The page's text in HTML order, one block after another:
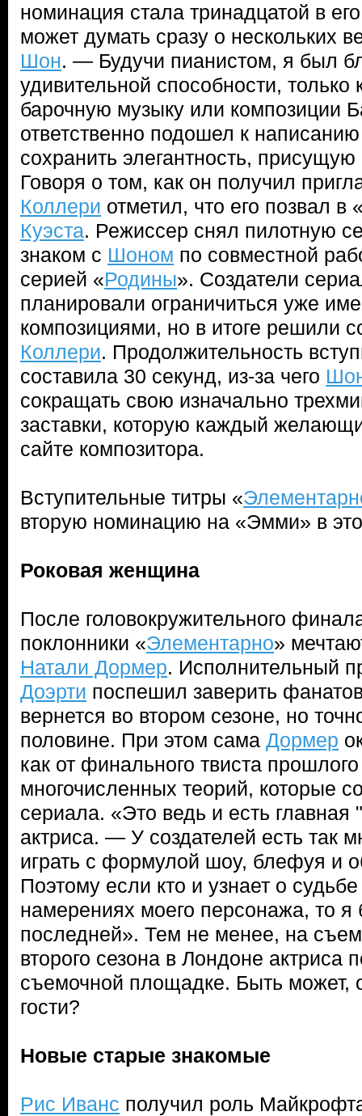
номинация стала тринадцатой в
может думать сразу о нескольких
Шон. — Будучи пианистом, я был
удивительной способности, только
барочную музыку или композиции
ответственно подошел к
сохранить элегантность, присущую
Говоря о том, как он получил
Коллери отметил, что его позвал в
Куэста. Режиссер снял пилотную
знаком с Шоном по совместной
серией «Родины». Создатели
планировали ограничиться уже
композициями, но в итоге решили
Коллери. Продолжительность
составила 30 секунд, из-за чего
сокращать свою изначально
заставки, которую каждый
сайте композитора.
Вступительные титры «
вторую номинацию на «Эмми» в
Роковая женщина
После головокружительного
поклонники «Элементарно»
Натали Дормер. Исполнительный
Доэрти поспешил заверить
вернется во втором сезоне, но
половине. При этом сама Дормер
как от финального твиста прошлого
многочисленных теорий, которые
сериала. «Это ведь и есть
актриса. — У создателей есть так
играть с формулой шоу, блефуя и
Поэтому если кто и узнает о
намерениях моего персонажа, то я
последней». Тем не менее, на
второго сезона в Лондоне актриса
съемочной площадке. Быть может,
гости?
Новые старые знакомые
Рис Иванс получил роль